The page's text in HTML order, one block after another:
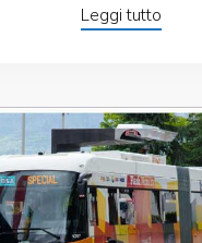
Leggi tutto